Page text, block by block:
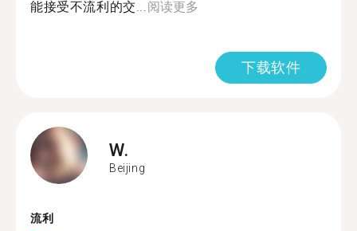
能接受不流利的交...阅读更多
下载软件
W.
Beijing
流利